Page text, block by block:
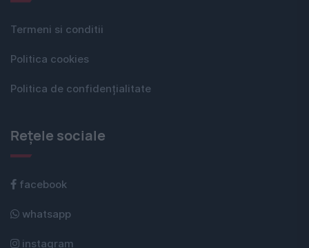
Termeni si conditii
Politica cookies
Politica de confidențialitate
Rețele sociale
facebook
whatsapp
instagram